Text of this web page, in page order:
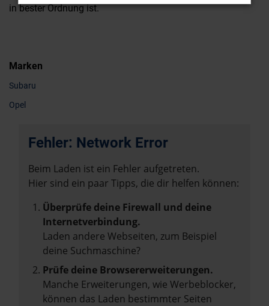
in bester Ordnung ist.
Marken
Subaru
Opel
Fehler: Network Error
Beim Laden ist ein Fehler aufgetreten.
Hier sind ein paar Tipps, die dir helfen können:
Überprüfe deine Firewall und deine
Internetverbindung.
Laden andere Webseiten, zum Beispiel
deine Suchmaschine?
Prüfe deine Browsererweiterungen.
Manche Erweiterungen, wie Werbeblocker,
können das Laden bestimmter Seiten